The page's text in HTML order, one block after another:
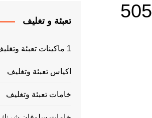
آلات التعبئة والتغليف دبس العسل موديل 505
تعبئة و تغليف
1 ماكينات تعبئة وتغليف السوائل فى اكياس
اكياس تعبئة وتغليف
خامات تعبئة وتغليف